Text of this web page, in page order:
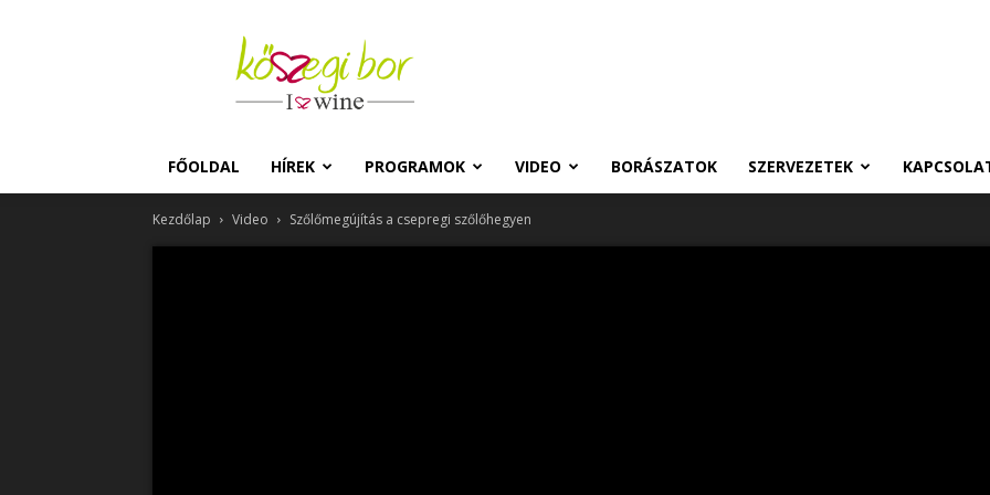
Kőszegi
FŐOLDAL HÍREK PROGRAMOK VIDEO BORÁSZATOK SZERVEZETEK
Kezdőlap Video Szőlőmegújítás a csepregi szőlőhegyen